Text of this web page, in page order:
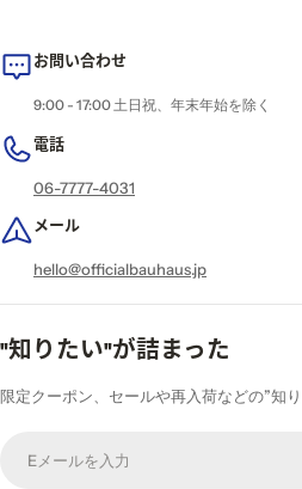
お問い合わせ
9:00 - 17:00 土日祝、年末年始を除く
電話
06-7777-4031
メール
hello@officialbauhaus.jp
"知りたい"が詰まった
限定クーポン、セールや再入荷などの”知